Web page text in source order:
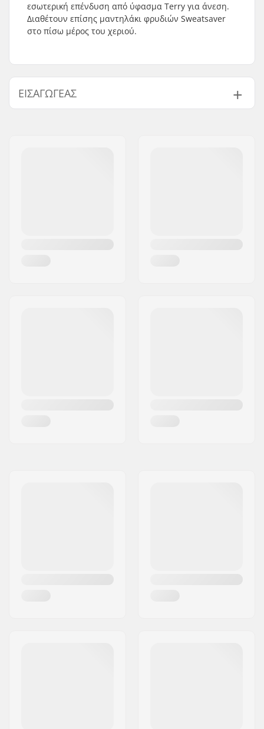
εσωτερική επένδυση από ύφασμα Terry για άνεση.
Διαθέτουν επίσης μαντηλάκι φρυδιών Sweatsaver
στο πίσω μέρος του χεριού.
ΕΙΣΑΓΩΓΈΑΣ